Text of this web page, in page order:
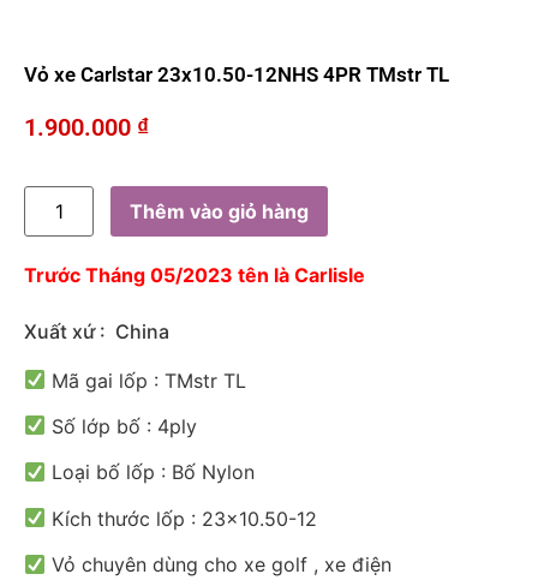
Vỏ xe Carlstar 23x10.50-12NHS 4PR TMstr TL
1.900.000 ₫
Thêm vào giỏ hàng
Trước Tháng 05/2023 tên là Carlisle
Xuất xứ : China
Mã gai lốp : TMstr TL
Số lớp bố : 4ply
Loại bố lốp : Bố Nylon
Kích thước lốp : 23×10.50-12
Vỏ chuyên dùng cho xe golf , xe điện